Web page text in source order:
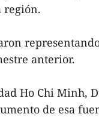
región.
anterior.
Ho Chi Minh,
de esa